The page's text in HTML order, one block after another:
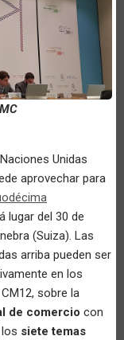
Unidas
aprovechar para
lugar del 30 de
(Suiza). Las
arriba pueden ser
en los
sobre la
de comercio con
siete temas